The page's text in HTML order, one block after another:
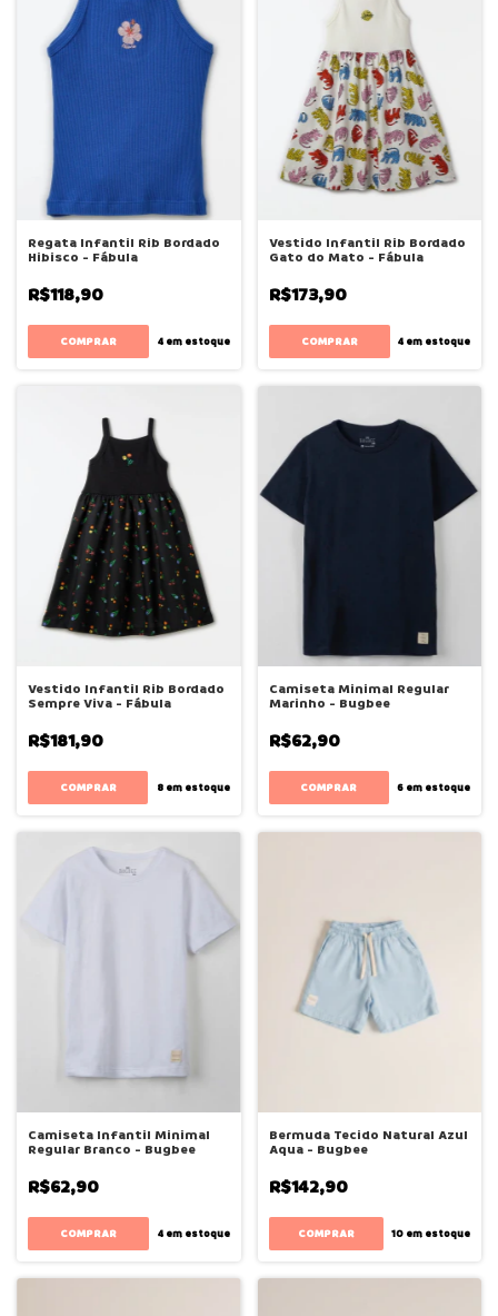
Regata Infantil Rib Bordado
Hibisco - Fábula
R$118,90
COMPRAR 4em estoque
Vestido Infantil Rib Bordado
Gato do Mato - Fábula
R$173,90
COMPRAR 4 em estoque
Vestido Infantil Rib Bordado
Sempre Viva - Fábula
R$181,90
COMPRAR 8em estoque
Camiseta Minimal Regular
Marinho - Bugbee
R$62,90
COMPRAR 6 em estoque
Camiseta Infantil Minimal
Regular Branco - Bugbee
R$62,90
COMPRAR 4em estoque
Bermuda Tecido Natural Azul
Aqua - Bugbee
R$142,90
COMPRAR 10 em estoque